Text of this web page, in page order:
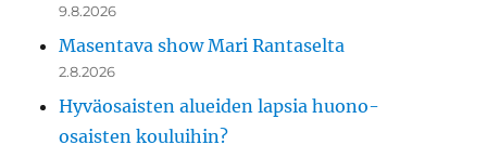
9.8.2026
Masentava show Mari Rantaselta
2.8.2026
Hyväosaisten alueiden lapsia huono-
osaisten kouluihin?